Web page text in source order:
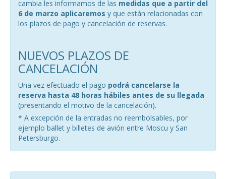
cambia les informamos de las medidas que a partir del
6 de marzo aplicaremos y que están relacionadas con
los plazos de pago y cancelación de reservas.
NUEVOS PLAZOS DE
CANCELACIÓN
Una vez efectuado el pago podrá cancelarse la
reserva hasta 48 horas hábiles antes de su llegada
(presentando el motivo de la cancelación).
* A excepción de la entradas no reembolsables, por
ejemplo ballet y billetes de avión entre Moscu y San
Petersburgo.